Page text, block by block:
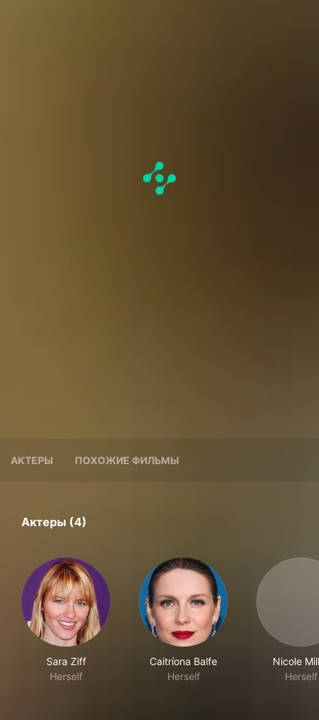
АКТЕРЫ ПОХОЖИЕ ФИЛЬМЫ
Актеры (4)
Sara Ziff
Herself
Caitríona Balfe
Herself
Nicole
Herself